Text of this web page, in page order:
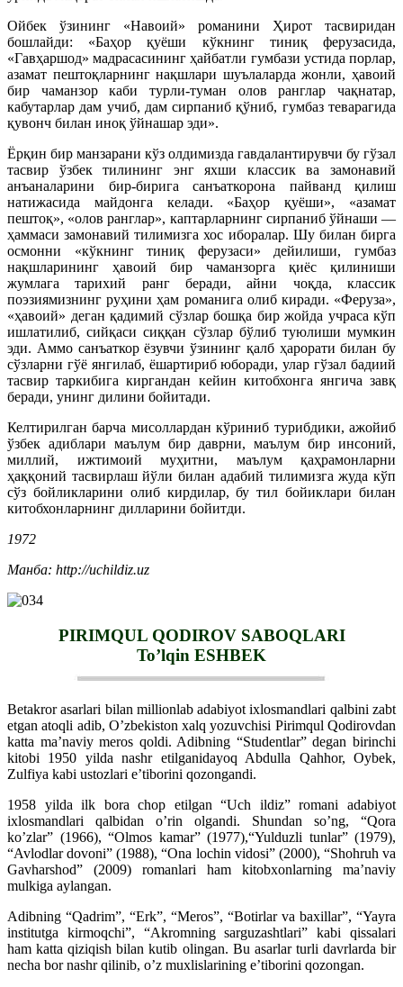
Ойбек ўзининг «Навоий» романини Ҳирот тасвиридан
бошлайди: «Баҳор қуёши кўкнинг тиниқ ферузасида,
«Гавҳаршод» мадрасасининг ҳайбатли гумбази устида порлар,
азамат пештоқларнинг нақшлари шуълаларда жонли, ҳавоий
бир чаманзор каби турли-туман олов ранглар чақнатар,
кабутарлар дам учиб, дам сирпаниб қўниб, гумбаз теварагида
қувонч билан иноқ ўйнашар эди».
Ёрқин бир манзарани кўз олдимизда гавдалантирувчи бу гўзал
тасвир ўзбек тилининг энг яхши классик ва замонавий
анъаналарини бир-бирига санъаткорона пайванд қилиш
натижасида майдонга келади. «Баҳор қуёши», «азамат
пештоқ», «олов ранглар», каптарларнинг сирпаниб ўйнаши —
ҳаммаси замонавий тилимизга хос иборалар. Шу билан бирга
осмонни «кўкнинг тиниқ ферузаси» дейилиши, гумбаз
нақшларининг ҳавоий бир чаманзорга қиёс қилиниши
жумлага тарихий ранг беради, айни чоқда, классик
поэзиямизнинг руҳини ҳам романига олиб киради. «Феруза»,
«ҳавоий» деган қадимий сўзлар бошқа бир жойда учраса кўп
ишлатилиб, сийқаси сиққан сўзлар бўлиб туюлиши мумкин
эди. Аммо санъаткор ёзувчи ўзининг қалб ҳарорати билан бу
сўзларни гўё янгилаб, ёшартириб юборади, улар гўзал бадиий
тасвир таркибига киргандан кейин китобхонга янгича завқ
беради, унинг дилини бойитади.
Келтирилган барча мисоллардан кўриниб турибдики, ажойиб
ўзбек адиблари маълум бир даврни, маълум бир инсоний,
миллий, ижтимоий муҳитни, маълум қаҳрамонларни
ҳаққоний тасвирлаш йўли билан адабий тилимизга жуда кўп
сўз бойликларини олиб кирдилар, бу тил бойиклари билан
китобхонларнинг дилларини бойитди.
1972
Манба: http://uchildiz.uz
PIRIMQUL QODIROV SABOQLARI
To’lqin ESHBEK
Betakror asarlari bilan millionlab adabiyot ixlosmandlari qalbini zabt
etgan atoqli adib, O’zbekiston xalq yozuvchisi Pirimqul Qodirovdan
katta ma’naviy meros qoldi. Adibning “Studentlar” degan birinchi
kitobi 1950 yilda nashr etilganidayoq Abdulla Qahhor, Oybek,
Zulfiya kabi ustozlari e’tiborini qozongandi.
1958 yilda ilk bora chop etilgan “Uch ildiz” romani adabiyot
ixlosmandlari qalbidan o’rin olgandi. Shundan so’ng, “Qora
ko’zlar” (1966), “Olmos kamar” (1977),“Yulduzli tunlar” (1979),
“Avlodlar dovoni” (1988), “Ona lochin vidosi” (2000), “Shohruh va
Gavharshod” (2009) romanlari ham kitobxonlarning ma’naviy
mulkiga aylangan.
Adibning “Qadrim”, “Erk”, “Meros”, “Botirlar va baxillar”, “Yayra
institutga kirmoqchi”, “Akromning sarguzashtlari” kabi qissalari
ham katta qiziqish bilan kutib olingan. Bu asarlar turli davrlarda bir
necha bor nashr qilinib, o’z muxlislarining e’tiborini qozongan.